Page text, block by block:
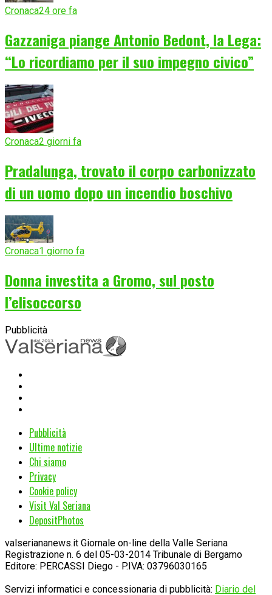
Cronaca24 ore fa
Gazzaniga piange Antonio Bedont, la Lega:
“Lo ricordiamo per il suo impegno civico”
Cronaca2 giorni fa
Pradalunga, trovato il corpo carbonizzato
di un uomo dopo un incendio boschivo
Cronaca1 giorno fa
Donna investita a Gromo, sul posto
l’elisoccorso
Pubblicità
Pubblicità
Ultime notizie
Chi siamo
Privacy
Cookie policy
Visit Val Seriana
DepositPhotos
valseriananews.it Giornale on-line della Valle Seriana
Registrazione n. 6 del 05-03-2014 Tribunale di Bergamo
Editore: PERCASSI Diego - P.IVA: 03796030165
Servizi informatici e concessionaria di pubblicità: Diario del